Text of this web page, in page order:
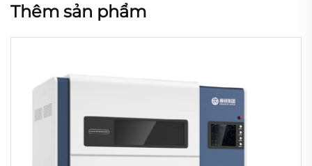
Thêm sản phẩm